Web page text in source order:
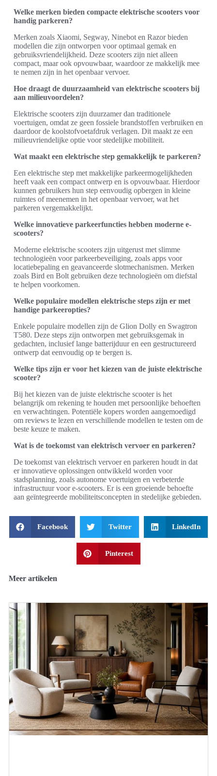
Welke merken bieden compacte elektrische scooters voor
handig parkeren?
Merken zoals Xiaomi, Segway, Ninebot en Razor bieden
modellen die zijn ontworpen voor optimaal gemak en
gebruiksvriendelijkheid. Deze scooters zijn niet alleen
compact, maar ook opvouwbaar, waardoor ze makkelijk mee
te nemen zijn in het openbaar vervoer.
Hoe draagt de duurzaamheid van elektrische scooters bij
aan milieuvoordelen?
Elektrische scooters zijn duurzamer dan traditionele
voertuigen, omdat ze geen fossiele brandstoffen verbruiken en
daardoor de koolstofvoetafdruk verlagen. Dit maakt ze een
milieuvriendelijke optie voor stedelijke mobiliteit.
Wat maakt een elektrische step gemakkelijk te parkeren?
Een elektrische step met makkelijke parkeermogelijkheden
heeft vaak een compact ontwerp en is opvouwbaar. Hierdoor
kunnen gebruikers hun step eenvoudig opbergen in kleine
ruimtes of meenemen in het openbaar vervoer, wat het
parkeren vergemakkelijkt.
Welke innovatieve parkeerfuncties hebben moderne e-
scooters?
Moderne elektrische scooters zijn uitgerust met slimme
technologieën voor parkeerbeveiliging, zoals apps voor
locatiebepaling en geavanceerde slotmechanismen. Merken
zoals Bird en Bolt gebruiken deze technologieën om diefstal
te helpen voorkomen.
Welke populaire modellen elektrische steps zijn er met
handige parkeeropties?
Enkele populaire modellen zijn de Glion Dolly en Swagtron
T580. Deze steps zijn ontworpen met gebruiksgemak in
gedachten, inclusief lange batterijduur en een gestructureerd
ontwerp dat eenvoudig op te bergen is.
Welke tips zijn er voor het kiezen van de juiste elektrische
scooter?
Bij het kiezen van de juiste elektrische scooter is het
belangrijk om rekening te houden met persoonlijke behoeften
en verwachtingen. Potentiële kopers worden aangemoedigd
om reviews te lezen en verschillende modellen te testen om de
beste keuze te maken.
Wat is de toekomst van elektrisch vervoer en parkeren?
De toekomst van elektrisch vervoer en parkeren houdt in dat
er innovatieve oplossingen ontwikkeld worden voor
stadsplanning, zoals autonome voertuigen en verbeterde
infrastructuur voor e-scooters. Er is een groeiende behoefte
aan geïntegreerde mobiliteitsconcepten in stedelijke gebieden.
Facebook Twitter LinkedIn
Pinterest
Meer artikelen